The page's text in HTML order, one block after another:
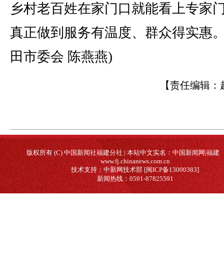
乡村老百姓在家门口就能看上专家
真正做到服务有温度、群众得实惠
田市委会 陈燕燕)
【责任编辑：
版权所有 (C) 中国新闻社福建分社 | 本站中文实名：中国新闻网|福建
www.fj.chinanews.com.cn
技术支持：中新网技术部 [闽ICP备13000383]
新闻热线：0591-87825591